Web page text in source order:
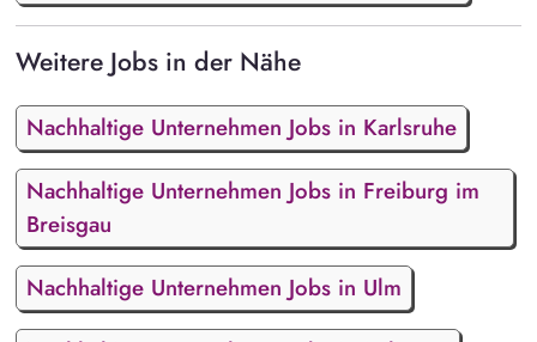
Weitere Jobs in der Nähe
Nachhaltige Unternehmen Jobs in Karlsruhe
Nachhaltige Unternehmen Jobs in Freiburg im
Breisgau
Nachhaltige Unternehmen Jobs in Ulm